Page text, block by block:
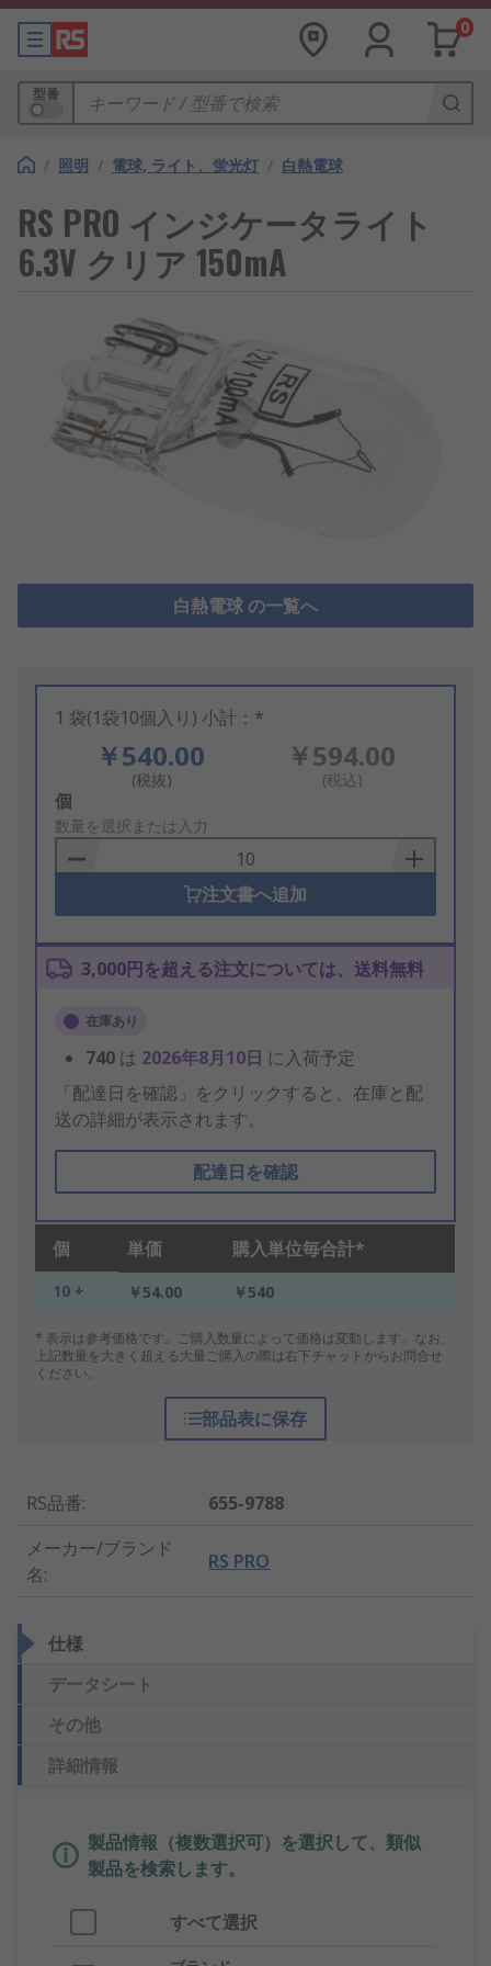
0
型番
/ 照明 / 電球, ライト、蛍光灯 / 白熱電球
RS PRO インジケータライト
6.3V クリア 150mA
白熱電球 の一覧へ
1 袋(1袋10個入り) 小計：*
￥540.00
(税抜)
￥594.00
(税込)
Add
to
Basket
個
数量を選択または入力
注文書へ追加
3,000円を超える注文については、送料無料
在庫あり
740 は 2026年8月10日 に入荷予定
「配達日を確認」をクリックすると、在庫と配
送の詳細が表示されます。
配達日を確認
個 単価 購入単位毎合計*
10 + ￥54.00 ￥540
* 表示は参考価格です。ご購入数量によって価格は変動します。なお、
上記数量を大きく超える大量ご購入の際は右下チャットからお問合せ
ください。
部品表に保存
RS品番:
655-9788
メーカー/ブランド
名:
RS PRO
仕様
データシート
その他
詳細情報
製品情報（複数選択可）を選択して、類似
製品を検索します。
すべて選択